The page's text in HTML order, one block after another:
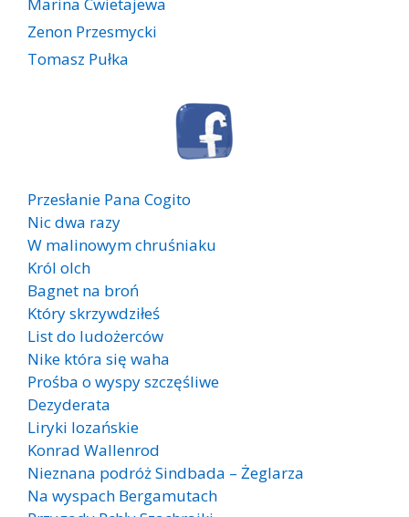
Zenon Przesmycki
Tomasz Pułka
Przesłanie Pana Cogito
Nic dwa razy
W malinowym chruśniaku
Król olch
Bagnet na broń
Który skrzywdziłeś
List do ludożerców
Nike która się waha
Prośba o wyspy szczęśliwe
Dezyderata
Liryki lozańskie
Konrad Wallenrod
Nieznana podróż Sindbada – Żeglarza
Na wyspach Bergamutach